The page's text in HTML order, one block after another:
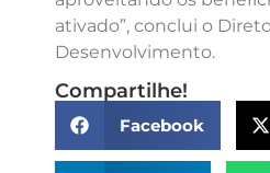
ativado”, conclui o
Desenvolvimento.
Compartilhe!
Facebook